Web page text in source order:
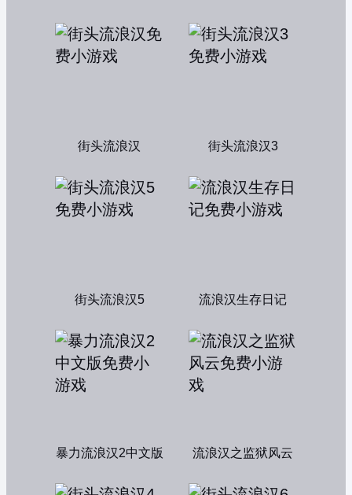
街头流浪汉 街头流浪汉3
街头流浪汉5 流浪汉生存日记
暴力流浪汉2中文版 流浪汉之监狱风云